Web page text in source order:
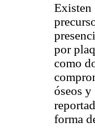
Existen
por
como
óseos
forma